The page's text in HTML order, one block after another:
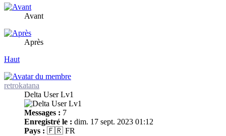
Avant
Après
Haut
retrokatana
Delta User Lv1
Messages : 7
Enregistré le : dim. 17 sept. 2023 01:12
Pays : 🇫🇷 FR